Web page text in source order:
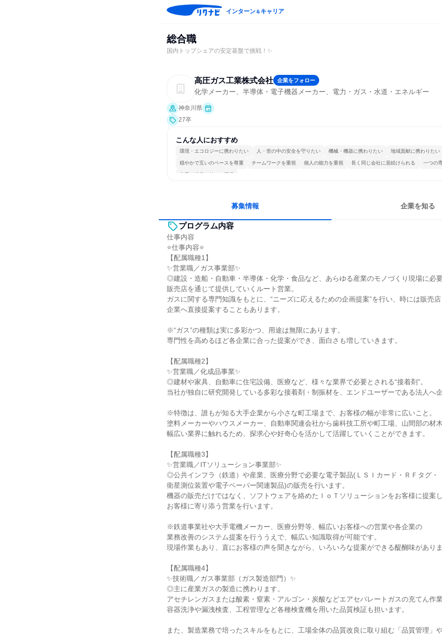
インターン＆キャリア
総合職
国内トップシェアの安定基盤で挑戦！✨
高圧ガス工業株式会社 企業をフォロー
化学メーカー、半導体・電子機器メーカー、電力・ガス・水道・エネルギー
神奈川県
27卒
こんな人におすすめ
環境・エコロジーに携わりたい 人・世の中の安全を守りたい 機械・機器に携わりたい 地域貢献に携わりたい
穏やかで互いのペースを尊重 チームワークを重視 個人の能力を重視 長く同じ会社に居続けられる 一つの
若手が裁量を持てる環境
募集情報 企業を知る
プログラム内容
仕事内容
⭐仕事内容⭐
【配属職種1】
✨営業職／ガス事業部✨
◎建設・造船・自動車・半導体・化学・食品など、あらゆる産業のモノづくり現場に必要
販売店を通じて提供していくルート営業。
ガスに関する専門知識をもとに、“ニーズに応えるための企画提案”を行い、時には販売
企業へ直接提案することもあります。
※“ガス”の種類は実に多彩かつ、用途は無限にあります。
専門性を高めるほど各企業に合った提案ができ、面白さも増していきます。
【配属職種2】
✨営業職／化成品事業✨
◎建材や家具、自動車に住宅設備、医療など、様々な業界で必要とされる“接着剤”。
当社が独自に研究開発している多彩な接着剤・制振材を、エンドユーザーである法人へ企
※特徴は、誰もが知る大手企業から小さな町工場まで、お客様の幅が非常に広いこと。
塗料メーカーやハウスメーカー、自動車関連会社から歯科技工所や町工場、山間部の材木
幅広い業界に触れるため、探求心や好奇心を活かして活躍していくことができます。
【配属職種3】
✨営業職／ITソリューション事業部✨
◎公共インフラ（鉄道）や産業、医療分野で必要な電子製品(ＬＳＩカード・ＲＦタグ・
衛星測位装置や電子ペーパー関連製品)の販売を行います。
機器の販売だけではなく、ソフトウェアを絡めたＩｏＴソリューションをお客様に提案し
お客様に寄り添う営業を行います。
※鉄道事業社や大手電機メーカー、医療分野等、幅広いお客様への営業や各企業の
業務改善のシステム提案を行ううえで、幅広い知識取得が可能です。
現場作業もあり、直にお客様の声を聞きながら、いろいろな提案ができる醍醐味がありま
【配属職種4】
✨技術職／ガス事業部（ガス製造部門）✨
◎主に産業ガスの製造に携わります。
アセチレンガスまたは酸素・窒素・アルゴン・炭酸などエアセパレートガスの充てん作業
容器洗浄や漏洩検査、工程管理など各種検査機を用いた品質検証も担います。
また、製造業務で培ったスキルをもとに、工場全体の品質改良に取り組む「品質管理」や